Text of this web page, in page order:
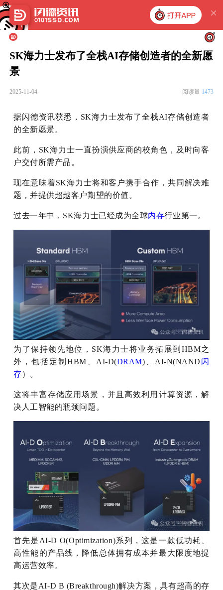
SK海力士发布了全栈AI存储创造者的全新愿
景
2025-11-04 阅读量 1473
据闪德资讯获悉，SK海力士发布了全栈AI存储创造者
的全新愿景。
此前，SK海力士一直扮演供应商的校角色，及时向客
户交付所需产品。
现在意味着SK海力士将和客户携手合作，共同解决难
题，并提供超越客户期望的价值。
过去一年中，SK海力士已经成为全球内存行业第一。
为了保持领先地位，SK海力士将业务拓展到HBM之
外，包括定制HBM、AI-D(DRAM)、AI-N(NAND 闪
存）。
这将丰富存储应用场景，并且高效利用计算资源，解
决人工智能的瓶颈问题。
首先是AI-D O(Optimization)系列，这是一款低功耗、
高性能的产品线，降低总体拥有成本并最大限度地提
高运营效率。
其次是AI-D B (Breakthrough)解决方案，具有超高的存